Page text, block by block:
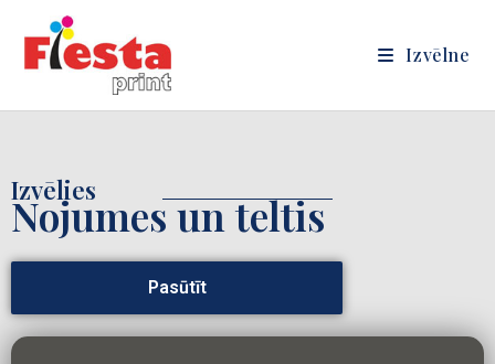
Izvēlne
Izvēlies
Nojumes un teltis
Pasūtīt